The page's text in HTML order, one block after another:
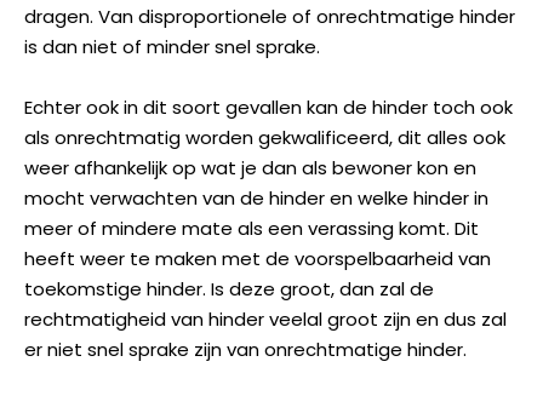
dragen. Van disproportionele of onrechtmatige hinder
is dan niet of minder snel sprake.
Echter ook in dit soort gevallen kan de hinder toch ook
als onrechtmatig worden gekwalificeerd, dit alles ook
weer afhankelijk op wat je dan als bewoner kon en
mocht verwachten van de hinder en welke hinder in
meer of mindere mate als een verassing komt. Dit
heeft weer te maken met de voorspelbaarheid van
toekomstige hinder. Is deze groot, dan zal de
rechtmatigheid van hinder veelal groot zijn en dus zal
er niet snel sprake zijn van onrechtmatige hinder.